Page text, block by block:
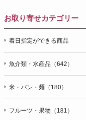
お取り寄せカテゴリー
着日指定ができる商品
魚介類・水産品（642）
米・パン・麺（180）
フルーツ・果物（181）